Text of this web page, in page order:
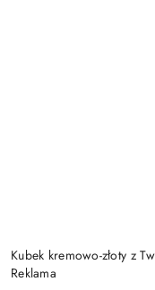
Kubek kremowo-złoty z
Reklama